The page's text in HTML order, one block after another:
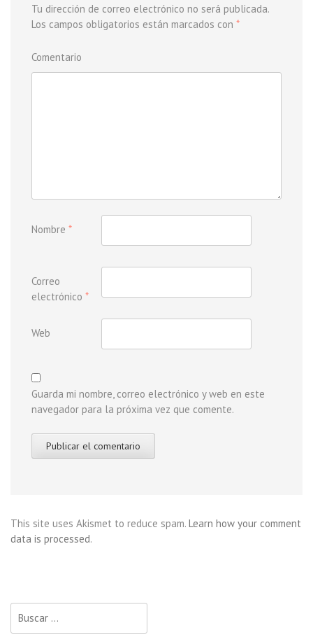
Tu dirección de correo electrónico no será publicada.
Los campos obligatorios están marcados con *
Comentario
Nombre *
Correo
electrónico *
Web
Guarda mi nombre, correo electrónico y web en este
navegador para la próxima vez que comente.
This site uses Akismet to reduce spam. Learn how your comment
data is processed.